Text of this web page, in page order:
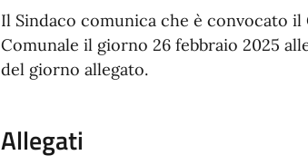
Il Sindaco comunica che è convocato
Comunale il giorno 26 febbraio 2025
del giorno allegato.
Allegati